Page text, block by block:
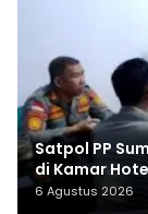
Satpol PP
di Kamar
6 Agustus 2026